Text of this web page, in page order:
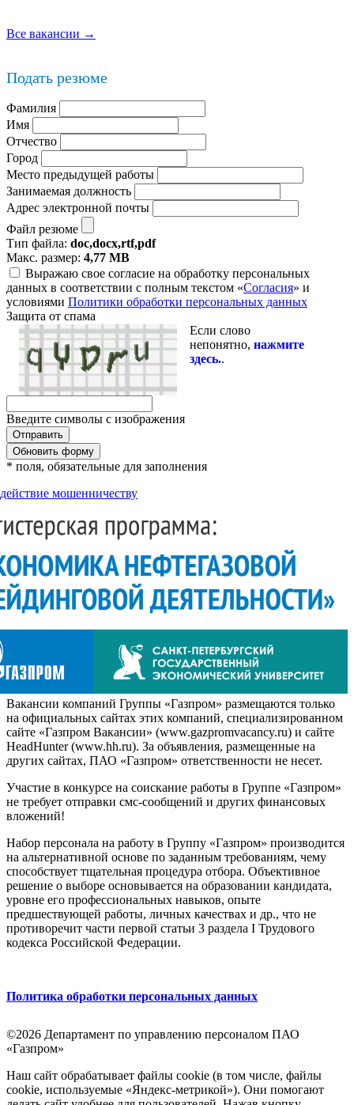
Все вакансии →
Подать резюме
Фамилия
Имя
Отчество
Город
Место предыдущей работы
Занимаемая должность
Адрес электронной почты
Файл резюме
Тип файла: doc,docx,rtf,pdf
Макс. размер: 4,77 MB
Выражаю свое согласие на обработку персональных
данных в соответствии с полным текстом «Согласия» и
условиями Политики обработки персональных данных
Защита от спама
Если слово
непонятно, нажмите
здесь..
Введите символы с изображения
Обновить форму
* поля, обязательные для заполнения
мошенничеству
Вакансии компаний Группы «Газпром» размещаются только
на официальных сайтах этих компаний, специализированном
сайте «Газпром Вакансии» (www.gazpromvacancy.ru) и сайте
HeadHunter (www.hh.ru). За объявления, размещенные на
других сайтах, ПАО «Газпром» ответственности не несет.
Участие в конкурсе на соискание работы в Группе «Газпром»
не требует отправки смс-сообщений и других финансовых
вложений!
Набор персонала на работу в Группу «Газпром» производится
на альтернативной основе по заданным требованиям, чему
способствует тщательная процедура отбора. Объективное
решение о выборе основывается на образовании кандидата,
уровне его профессиональных навыков, опыте
предшествующей работы, личных качествах и др., что не
противоречит части первой статьи 3 раздела I Трудового
кодекса Российской Федерации.
Политика обработки персональных данных
©2026 Департамент по управлению персоналом ПАО
«Газпром»
Наш сайт обрабатывает файлы cookie (в том числе, файлы
cookie, используемые «Яндекс-метрикой»). Они помогают